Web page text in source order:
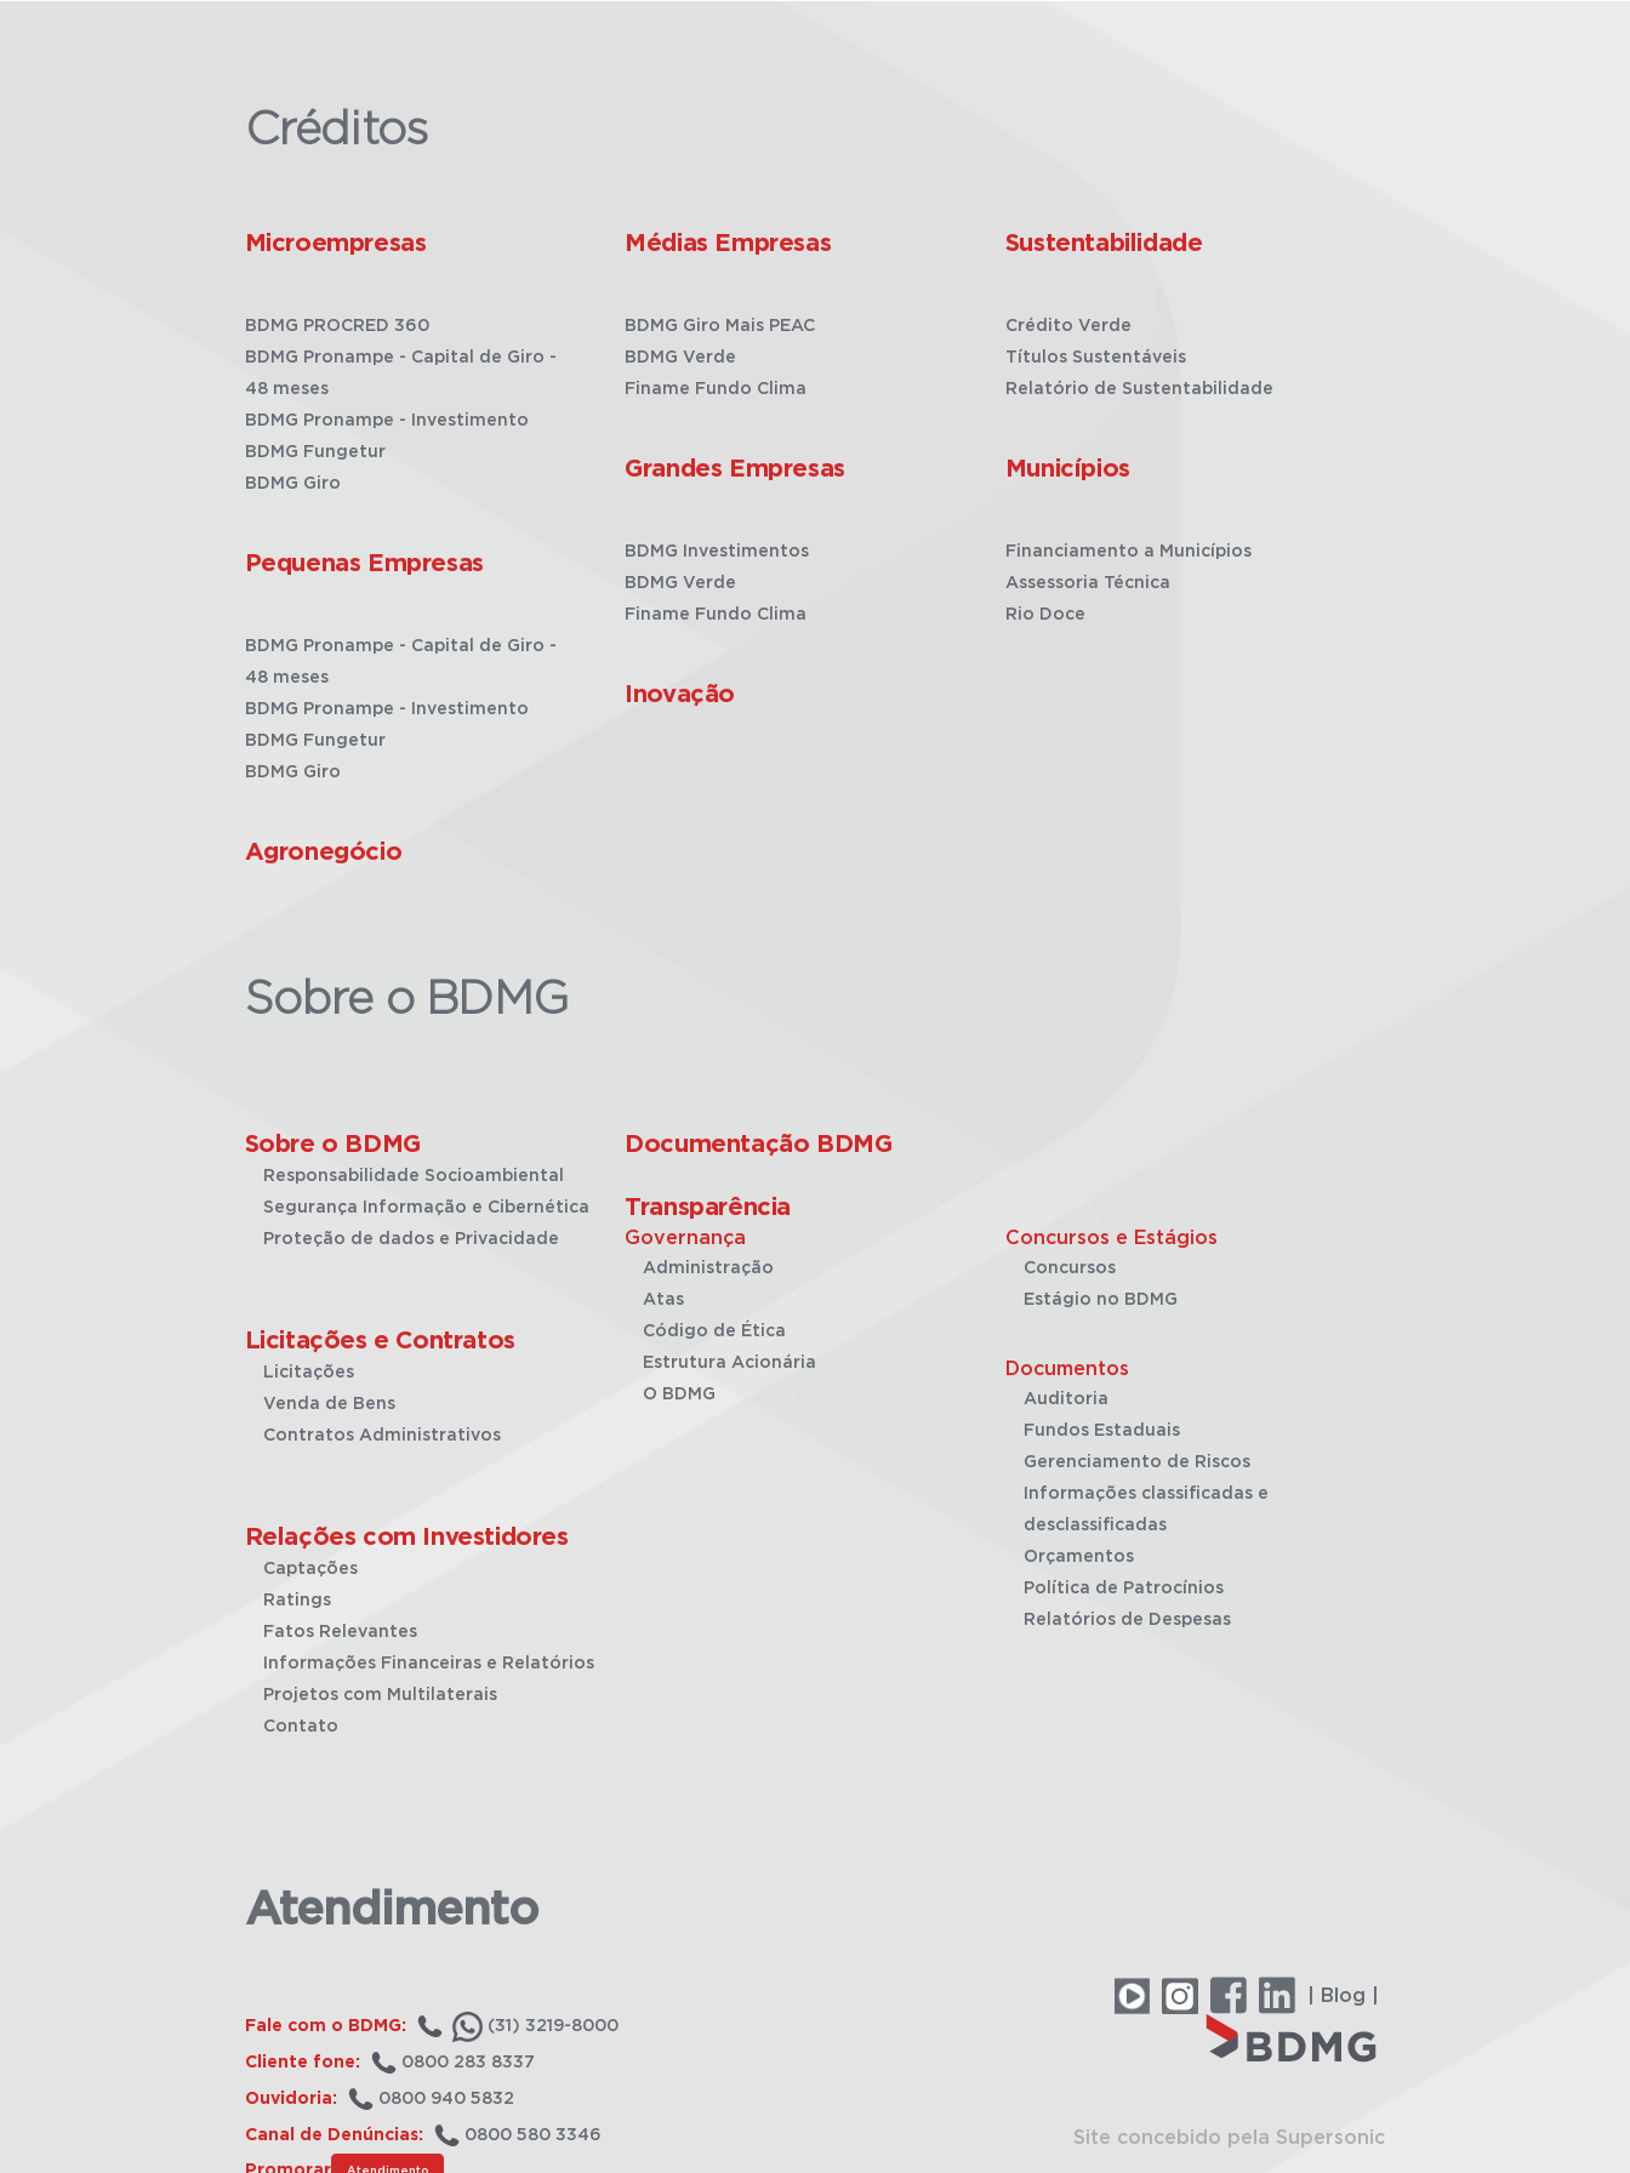
Créditos
Microempresas
BDMG PROCRED 360
BDMG Pronampe - Capital de Giro -
48 meses
BDMG Pronampe - Investimento
BDMG Fungetur
BDMG Giro
Pequenas Empresas
BDMG Pronampe - Capital de Giro -
48 meses
BDMG Pronampe - Investimento
BDMG Fungetur
BDMG Giro
Agronegócio
Médias Empresas
BDMG Giro Mais PEAC
BDMG Verde
Finame Fundo Clima
Grandes Empresas
BDMG Investimentos
BDMG Verde
Finame Fundo Clima
Inovação
Sustentabilidade
Crédito Verde
Títulos Sustentáveis
Relatório de Sustentabilidade
Municípios
Financiamento a Municípios
Assessoria Técnica
Rio Doce
Sobre o BDMG
Sobre o BDMG
Responsabilidade Socioambiental
Segurança Informação e Cibernética
Proteção de dados e Privacidade
Licitações e Contratos
Licitações
Venda de Bens
Contratos Administrativos
Relações com Investidores
Captações
Ratings
Fatos Relevantes
Informações Financeiras e Relatórios
Projetos com Multilaterais
Contato
Documentação BDMG
Transparência
Governança
Administração
Atas
Código de Ética
Estrutura Acionária
O BDMG
Concursos e Estágios
Concursos
Estágio no BDMG
Documentos
Auditoria
Fundos Estaduais
Gerenciamento de Riscos
Informações classificadas e
desclassificadas
Orçamentos
Política de Patrocínios
Relatórios de Despesas
Atendimento
Fale com o BDMG: (31) 3219-8000
Cliente fone: 0800 283 8337
Ouvidoria: 0800 940 5832
Canal de Denúncias: 0800 580 3346
Atendimento
| Blog |
Site concebido pela Supersonic